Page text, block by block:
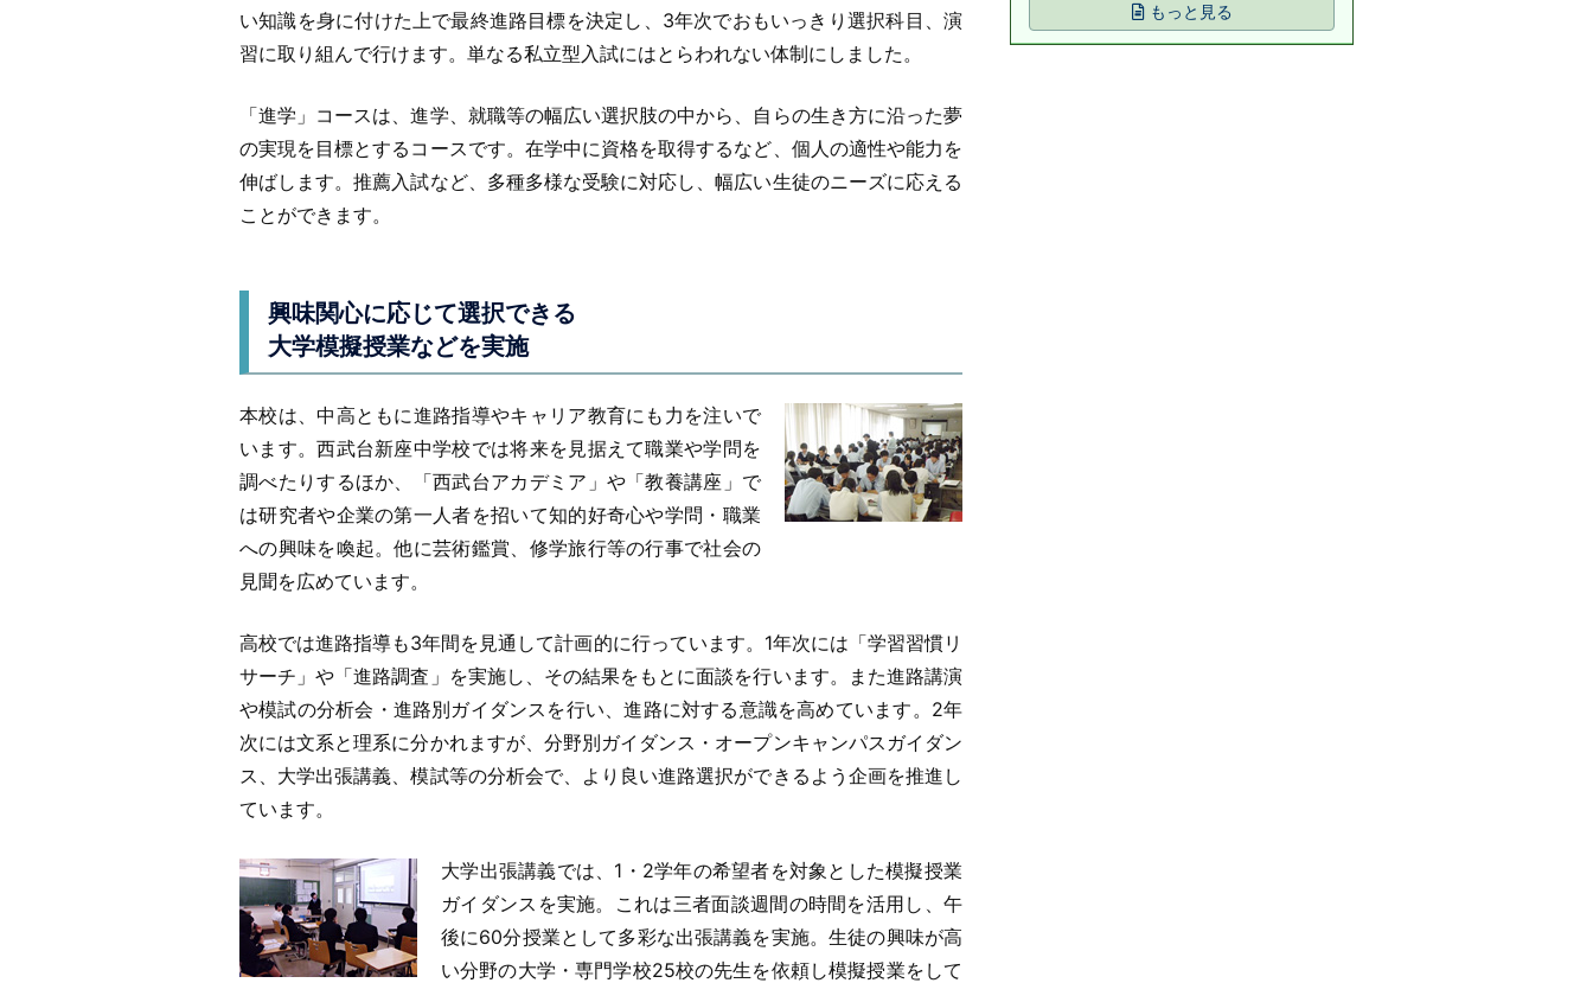
い知識を身に付けた上で最終進路目標を決定し、3年次でおもいっきり選択科目、演
習に取り組んで行けます。単なる私立型入試にはとらわれない体制にしました。
「進学」コースは、進学、就職等の幅広い選択肢の中から、自らの生き方に沿った夢
の実現を目標とするコースです。在学中に資格を取得するなど、個人の適性や能力を
伸ばします。推薦入試など、多種多様な受験に対応し、幅広い生徒のニーズに応える
ことができます。
興味関心に応じて選択できる
大学模擬授業などを実施
本校は、中高ともに進路指導やキャリア教育にも力を注いで
います。西武台新座中学校では将来を見据えて職業や学問を
調べたりするほか、「西武台アカデミア」や「教養講座」で
は研究者や企業の第一人者を招いて知的好奇心や学問・職業
への興味を喚起。他に芸術鑑賞、修学旅行等の行事で社会の
見聞を広めています。
高校では進路指導も3年間を見通して計画的に行っています。1年次には「学習習慣リ
サーチ」や「進路調査」を実施し、その結果をもとに面談を行います。また進路講演
や模試の分析会・進路別ガイダンスを行い、進路に対する意識を高めています。2年
次には文系と理系に分かれますが、分野別ガイダンス・オープンキャンパスガイダン
ス、大学出張講義、模試等の分析会で、より良い進路選択ができるよう企画を推進し
ています。
大学出張講義では、1・2学年の希望者を対象とした模擬授業
ガイダンスを実施。これは三者面談週間の時間を活用し、午
後に60分授業として多彩な出張講義を実施。生徒の興味が高
い分野の大学・専門学校25校の先生を依頼し模擬授業をして
もっと見る